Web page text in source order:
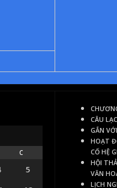
C
5
CÂU
GẮN
HOẠT
CỐ HỆ
HỘI
VĂN
LỊCH